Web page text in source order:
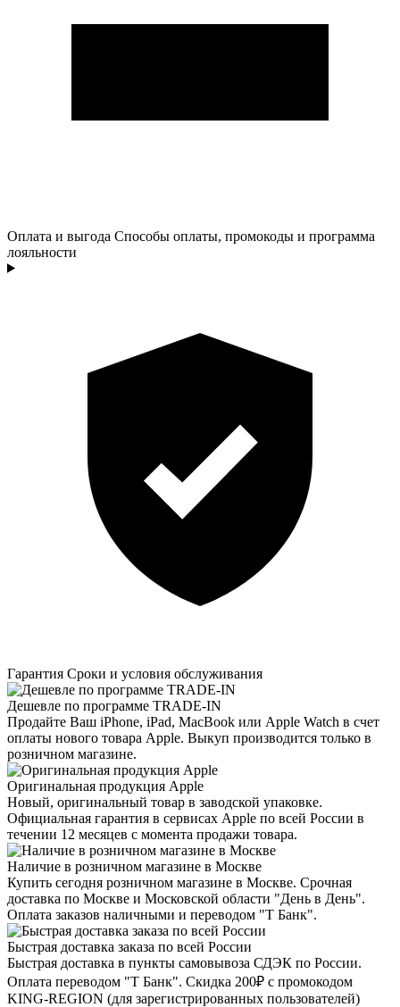
Оплата и выгода Способы оплаты, промокоды и программа
лояльности
Гарантия Сроки и условия обслуживания
Дешевле по программе TRADE-IN
Продайте Ваш iPhone, iPad, MacBook или Apple Watch в счет
оплаты нового товара Apple. Выкуп производится только в
розничном магазине.
Оригинальная продукция Apple
Новый, оригинальный товар в заводской упаковке.
Официальная гарантия в сервисах Apple по всей России в
течении 12 месяцев с момента продажи товара.
Наличие в розничном магазине в Москве
Купить сегодня розничном магазине в Москве. Срочная
доставка по Москве и Московской области "День в День".
Оплата заказов наличными и переводом "Т Банк".
Быстрая доставка заказа по всей России
Быстрая доставка в пункты самовывоза СДЭК по России.
Оплата переводом "Т Банк". Скидка 200₽ с промокодом
KING-REGION (для зарегистрированных пользователей)